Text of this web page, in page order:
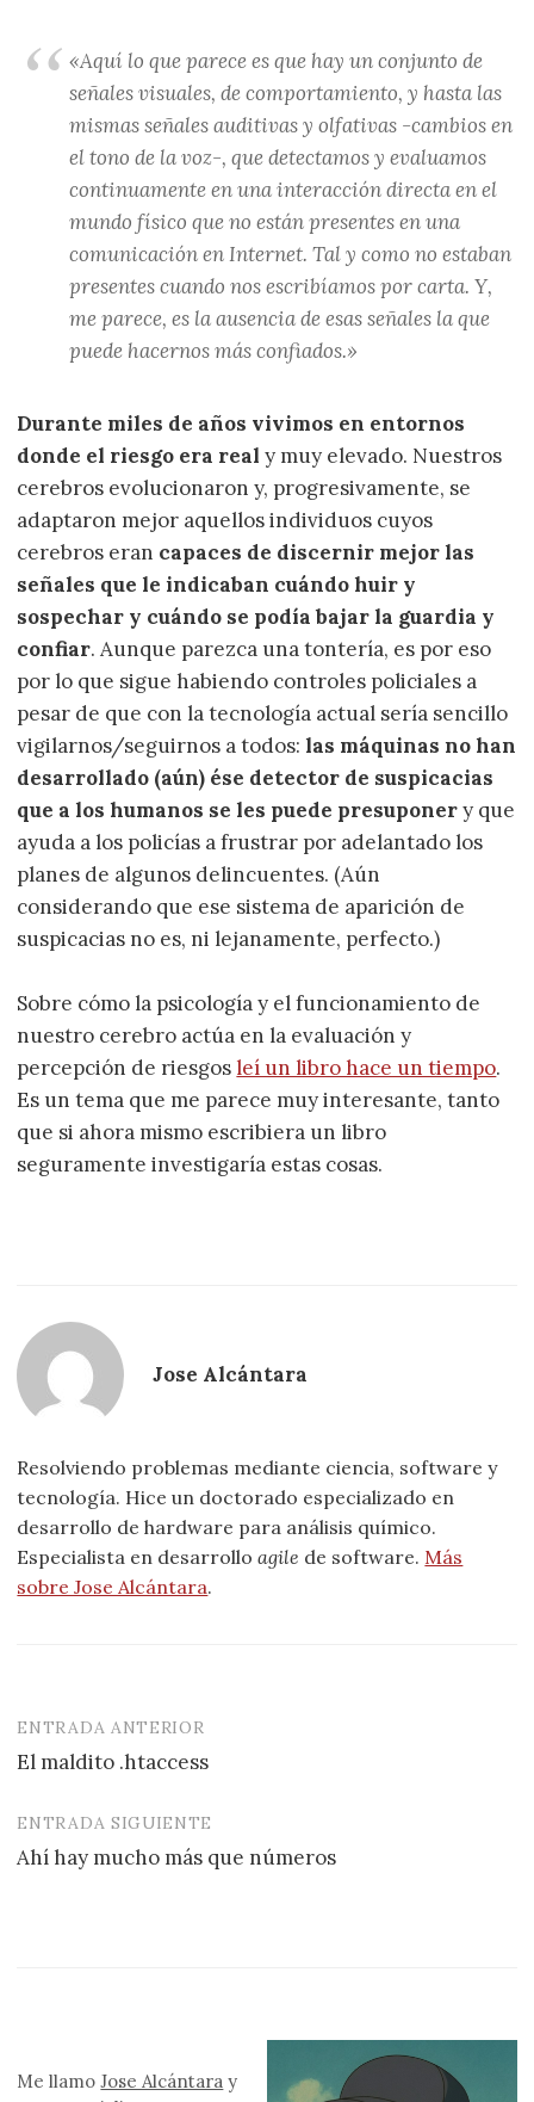
«Aquí lo que parece es que hay un conjunto de
señales visuales, de comportamiento, y hasta las
mismas señales auditivas y olfativas -cambios en
el tono de la voz-, que detectamos y evaluamos
continuamente en una interacción directa en el
mundo físico que no están presentes en una
comunicación en Internet. Tal y como no estaban
presentes cuando nos escribíamos por carta. Y,
me parece, es la ausencia de esas señales la que
puede hacernos más confiados.»
Durante miles de años vivimos en entornos
donde el riesgo era real y muy elevado. Nuestros
cerebros evolucionaron y, progresivamente, se
adaptaron mejor aquellos individuos cuyos
cerebros eran capaces de discernir mejor las
señales que le indicaban cuándo huir y
sospechar y cuándo se podía bajar la guardia y
confiar. Aunque parezca una tontería, es por eso
por lo que sigue habiendo controles policiales a
pesar de que con la tecnología actual sería sencillo
vigilarnos/seguirnos a todos: las máquinas no han
desarrollado (aún) ése detector de suspicacias
que a los humanos se les puede presuponery que
ayuda a los policías a frustrar por adelantado los
planes de algunos delincuentes. (Aún
considerando que ese sistema de aparición de
suspicacias no es, ni lejanamente, perfecto.)
Sobre cómo la psicología y el funcionamiento de
nuestro cerebro actúa en la evaluación y
percepción de riesgosleí un libro hace un tiempo.
Es un tema que me parece muy interesante, tanto
que si ahora mismo escribiera un libro
seguramente investigaría estas cosas.
Jose Alcántara
Resolviendo problemas mediante ciencia, software y
tecnología. Hice un doctorado especializado en
desarrollo de hardware para análisis químico.
Especialista en desarrolloagile de software. Más
sobre Jose Alcántara.
Navegación
de
entradas
ENTRADA ANTERIOR
El maldito .htaccess
ENTRADA SIGUIENTE
Ahí hay mucho más que números
Me llamoJose Alcántara y